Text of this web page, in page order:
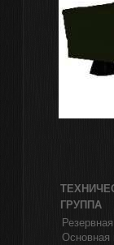
ГРУППА
Основная